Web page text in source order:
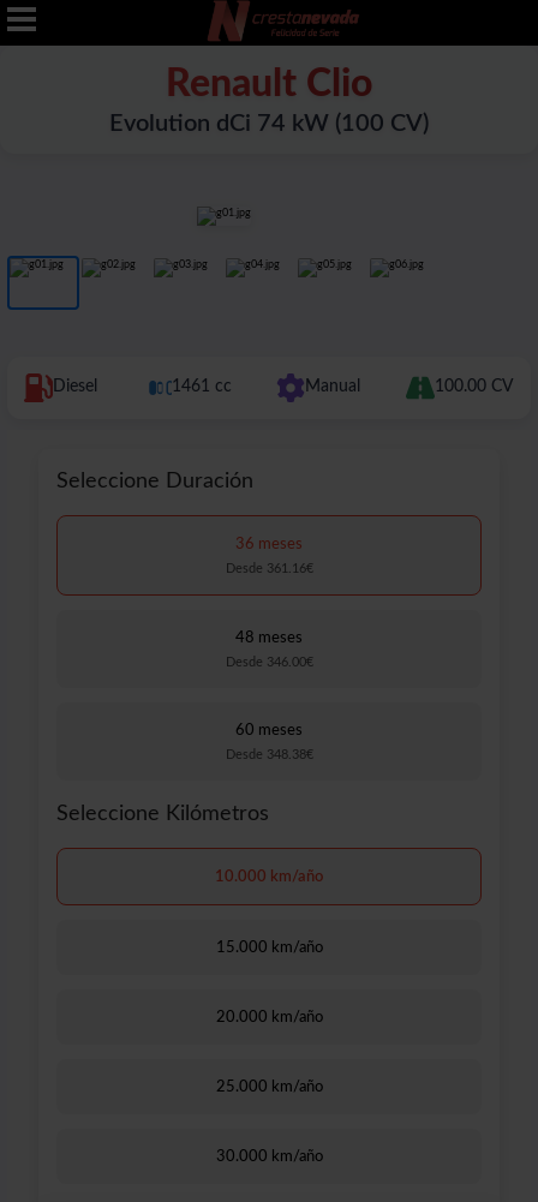
Renault Clio
Evolution dCi 74 kW (100 CV)
Diesel 1461 cc Manual 100.00 CV
Seleccione Duración
36 meses
Desde 361.16€
48 meses
Desde 346.00€
60 meses
Desde 348.38€
Seleccione Kilómetros
10.000 km/año
15.000 km/año
20.000 km/año
25.000 km/año
30.000 km/año